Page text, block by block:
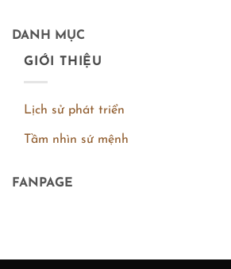
DANH MỤC
GIỚI THIỆU
Lịch sử phát triển
Tầm nhìn sứ mệnh
FANPAGE